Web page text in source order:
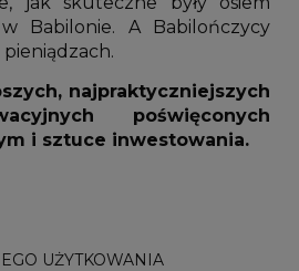
Babilonie. A Babilończycy
najpraktyczniejszych
poświęconych
i sztuce inwestowania.
UŻYTKOWANIA